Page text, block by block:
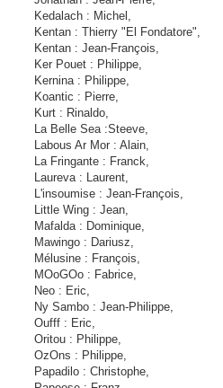
Kedalach : Michel,
Kentan : Thierry "El Fondatore",
Kentan : Jean-François,
Ker Pouet : Philippe,
Kernina : Philippe,
Koantic : Pierre,
Kurt : Rinaldo,
La Belle Sea :Steeve,
Labous Ar Mor : Alain,
La Fringante : Franck,
Laureva : Laurent,
L'insoumise : Jean-François,
Little Wing : Jean,
Mafalda : Dominique,
Mawingo : Dariusz,
Mélusine : François,
MOoGOo : Fabrice,
Neo : Eric,
Ny Sambo : Jean-Philippe,
Oufff : Eric,
Oritou : Philippe,
OzOns : Philippe,
Papadilo : Christophe,